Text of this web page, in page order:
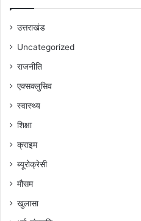
उत्तराखंड
Uncategorized
राजनीति
एक्सक्लुसिव
स्वास्थ्य
शिक्षा
क्राइम
ब्यूरोक्रेसी
मौसम
खुलासा